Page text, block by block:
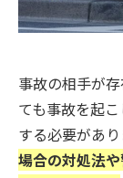
事故の相手が
ても事故を起
する必要があり
場合の対処法